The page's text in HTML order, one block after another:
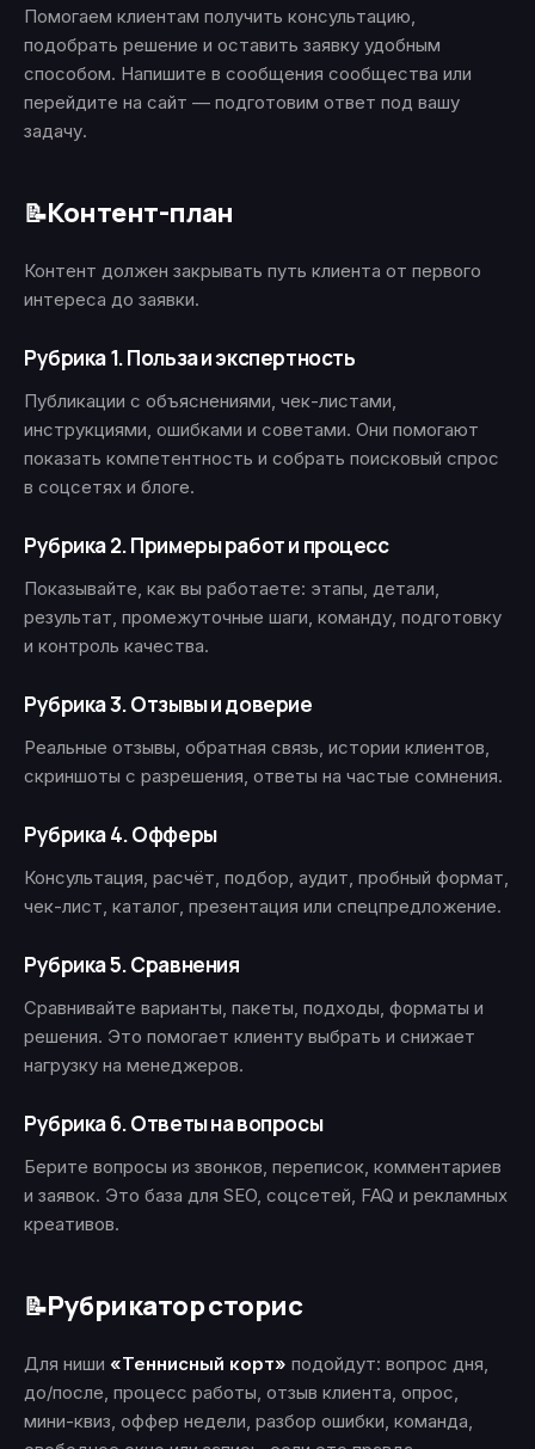
Помогаем клиентам получить консультацию,
подобрать решение и оставить заявку удобным
способом. Напишите в сообщения сообщества или
перейдите на сайт — подготовим ответ под вашу
задачу.
📝Контент-план
Контент должен закрывать путь клиента от первого
интереса до заявки.
Рубрика 1. Польза и экспертность
Публикации с объяснениями, чек-листами,
инструкциями, ошибками и советами. Они помогают
показать компетентность и собрать поисковый спрос
в соцсетях и блоге.
Рубрика 2. Примеры работ и процесс
Показывайте, как вы работаете: этапы, детали,
результат, промежуточные шаги, команду, подготовку
и контроль качества.
Рубрика 3. Отзывы и доверие
Реальные отзывы, обратная связь, истории клиентов,
скриншоты с разрешения, ответы на частые сомнения.
Рубрика 4. Офферы
Консультация, расчёт, подбор, аудит, пробный формат,
чек-лист, каталог, презентация или спецпредложение.
Рубрика 5. Сравнения
Сравнивайте варианты, пакеты, подходы, форматы и
решения. Это помогает клиенту выбрать и снижает
нагрузку на менеджеров.
Рубрика 6. Ответы на вопросы
Берите вопросы из звонков, переписок, комментариев
и заявок. Это база для SEO, соцсетей, FAQ и рекламных
креативов.
📝Рубрикатор сторис
Для ниши «Теннисный корт» подойдут: вопрос дня,
до/после, процесс работы, отзыв клиента, опрос,
мини-квиз, оффер недели, разбор ошибки, команда,